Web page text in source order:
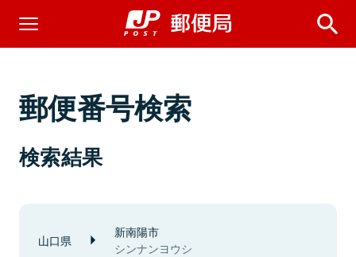
郵便番号検索
検索結果
山口県 新南陽市
シンナンヨウシ